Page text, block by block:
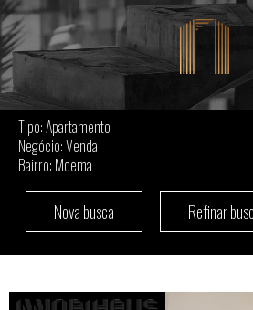
Tipo: Apartamento
Negócio: Venda
Bairro: Moema
Nova busca Refinar